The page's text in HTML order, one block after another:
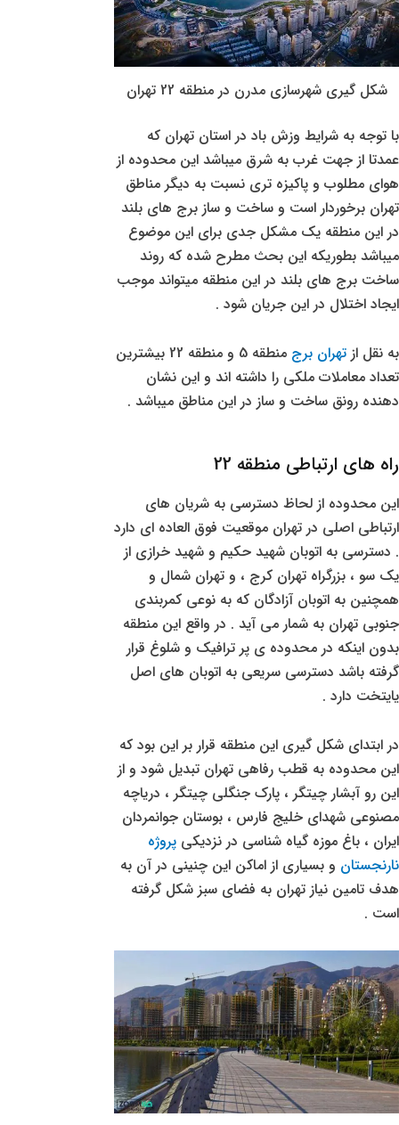
شکل گیری شهرسازی مدرن در منطقه 22 تهران
با توجه به شرایط وزش باد در استان تهران که
عمدتا از جهت غرب به شرق میباشد این محدوده از
هوای مطلوب و پاکیزه تری نسبت به دیگر مناطق
تهران برخوردار است و ساخت و ساز برج های بلند
در این منطقه یک مشکل جدی برای این موضوع
میباشد بطوریکه این بحث مطرح شده که روند
ساخت برج های بلند در این منطقه میتواند موجب
ایجاد اختلال در این جریان شود .
به نقل از تهران برج
منطقه 5 و منطقه 22 بیشترین
تعداد معاملات ملکی را داشته اند و این نشان
دهنده رونق ساخت و ساز در این مناطق میباشد .
راه های ارتباطی منطقه 22
این محدوده از لحاظ دسترسی به شریان های
ارتباطی اصلی در تهران موقعیت فوق العاده ای دارد
. دسترسی به اتوبان شهید حکیم و شهید خرازی از
یک سو ، بزرگراه تهران کرج ، و تهران شمال و
همچنین به اتوبان آزادگان که به نوعی کمربندی
جنوبی تهران به شمار می آید . در واقع این منطقه
بدون اینکه در محدوده ی پر ترافیک و شلوغ قرار
گرفته باشد دسترسی سریعی به اتوبان های اصل
یایتخت دارد .
در ابتدای شکل گیری این منطقه قرار بر این بود که
این محدوده به قطب رفاهی تهران تبدیل شود و از
این رو آبشار چیتگر ، پارک جنگلی چیتگر ، دریاچه
مصنوعی شهدای خلیج فارس ، بوستان جوانمردان
ایران ، باغ موزه گیاه شناسی در نزدیکی پروژه
نارنجستان و بسیاری از اماکن این چنینی در آن به
هدف تامین نیاز تهران به فضای سبز شکل گرفته
است .